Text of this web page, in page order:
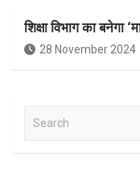
शिक्षा विभाग का बनेगा
28 November 2024
a